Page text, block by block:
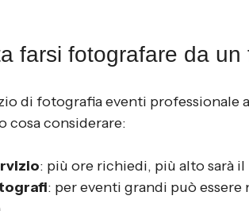
farsi fotografare da un
di fotografia eventi professionale
cosa considerare:
: più ore richiedi, più alto sarà il
: per eventi grandi può essere